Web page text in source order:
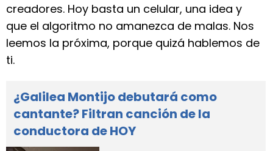
creadores. Hoy basta un celular, una idea y
que el algoritmo no amanezca de malas. Nos
leemos la próxima, porque quizá hablemos de
ti.
¿Galilea Montijo debutará como
cantante? Filtran canción de la
conductora de HOY